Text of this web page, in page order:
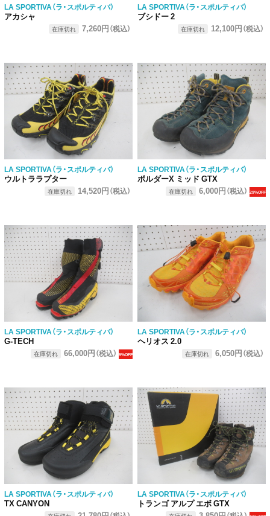
LA SPORTIVA（ラ・スポルティバ）
アカシャ
在庫切れ 7,260円（税込）
LA SPORTIVA（ラ・スポルティバ）
ブシドー 2
在庫切れ 12,100円（税込）
LA SPORTIVA（ラ・スポルティバ）
ウルトララプター
在庫切れ 14,520円（税込）
LA SPORTIVA（ラ・スポルティバ）
ボルダーX ミッド GTX
在庫切れ 6,000円（税込） 29%OFF
LA SPORTIVA（ラ・スポルティバ）
G-TECH
在庫切れ 66,000円（税込） 9%OFF
LA SPORTIVA（ラ・スポルティバ）
ヘリオス 2.0
在庫切れ 6,050円（税込）
LA SPORTIVA（ラ・スポルティバ）
TX CANYON
LA SPORTIVA（ラ・スポルティバ）
トランゴ アルプ エボ GTX